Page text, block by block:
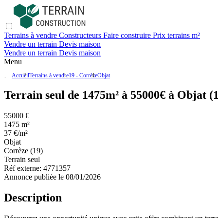
Terrains à vendre Constructeurs Faire construire Prix terrains m²
Vendre un terrain Devis maison
Vendre un terrain Devis maison
Menu
AccueilTerrains à vendre19 - CorrèzeObjat
Terrain seul de 1475m² à 55000€ à Objat
55000 €
1475 m²
37 €/m²
Objat
Corrèze (19)
Terrain seul
Réf externe: 4771357
Annonce publiée le 08/01/2026
Description